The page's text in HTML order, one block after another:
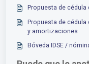
Propuesta de
Propuesta de
y amortizaciones
Bóveda IDSE /